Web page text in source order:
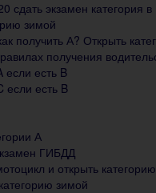
сдать экзамен категория в
зимой
получить А? Открыть
получения
если есть B
если есть B
А
ГИБДД
и открыть
зимой